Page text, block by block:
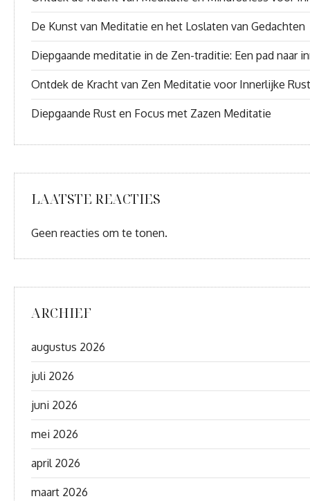
De Kunst van Meditatie en het Loslaten van Gedachten
Diepgaande meditatie in de Zen-traditie: Een pad naar
Ontdek de Kracht van Zen Meditatie voor Innerlijke Rust
Diepgaande Rust en Focus met Zazen Meditatie
LAATSTE REACTIES
Geen reacties om te tonen.
ARCHIEF
augustus 2026
juli 2026
juni 2026
mei 2026
april 2026
maart 2026